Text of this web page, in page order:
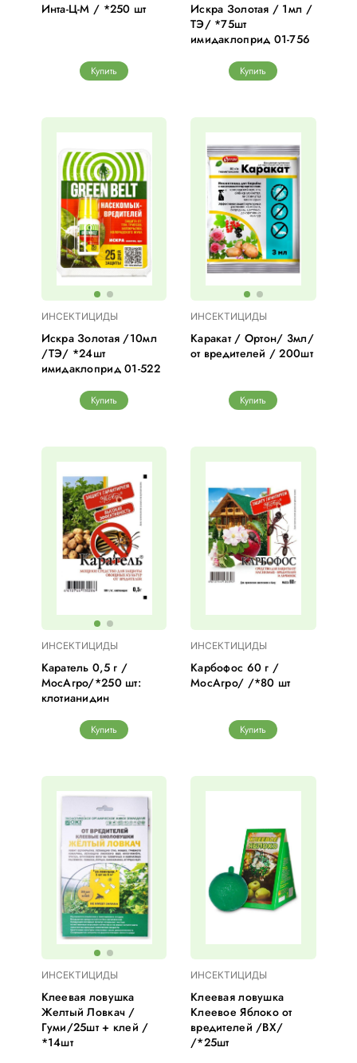
Инта-Ц-М / *250 шт
Купить
Искра Золотая / 1мл /
ТЭ/ *75шт
имидаклоприд 01-756
Купить
ИНСЕКТИЦИДЫ
Искра Золотая /10мл
/ТЭ/ *24шт
имидаклоприд 01-522
Купить
ИНСЕКТИЦИДЫ
Каракат / Ортон/ 3мл/
от вредителей / 200шт
Купить
ИНСЕКТИЦИДЫ
Каратель 0,5 г /
МосАгро/*250 шт:
клотианидин
Купить
ИНСЕКТИЦИДЫ
Карбофос 60 г /
МосАгро/ /*80 шт
Купить
ИНСЕКТИЦИДЫ
Клеевая ловушка
Желтый Ловкач /
Гуми/25шт + клей /
*14шт
ИНСЕКТИЦИДЫ
Клеевая ловушка
Клеевое Яблоко от
вредителей /ВХ/
/*25шт